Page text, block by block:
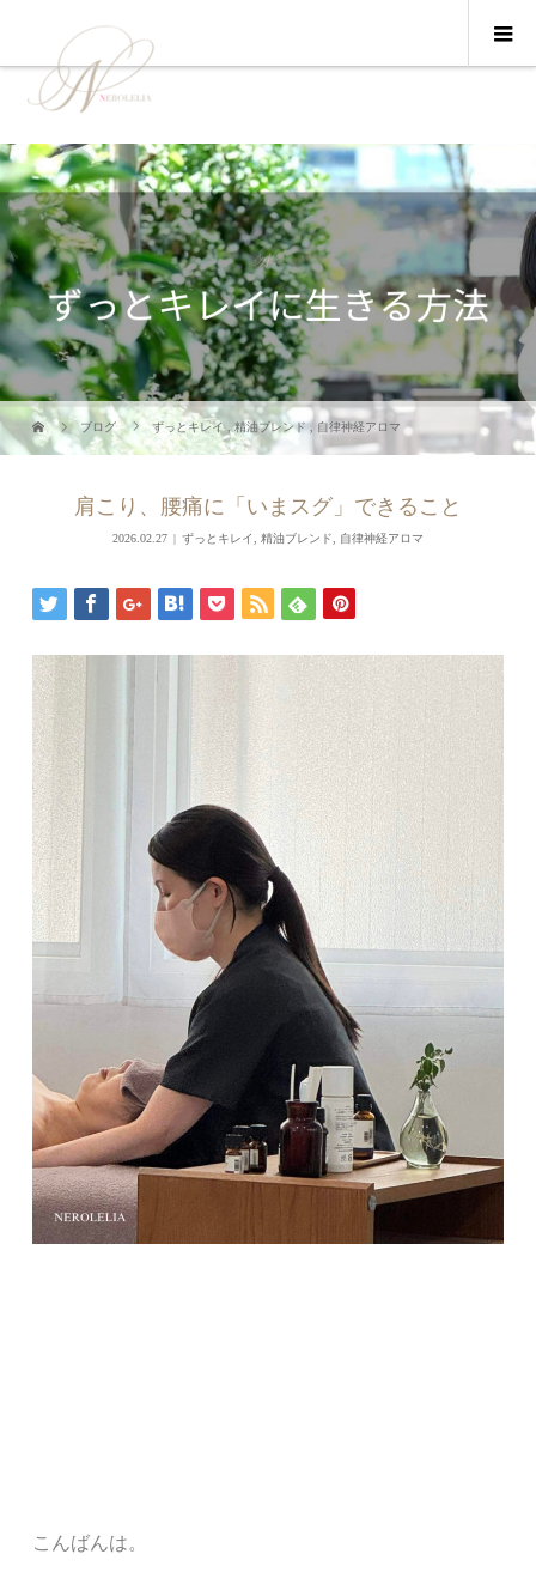
ブログ ずっとキレイ ,精油ブレンド 自律神経アロマ
肩こり、腰痛に「いまスグ」できること
2026.02.27 ずっとキレイ, 精油ブレンド, 自律神経アロマ
こんばんは。